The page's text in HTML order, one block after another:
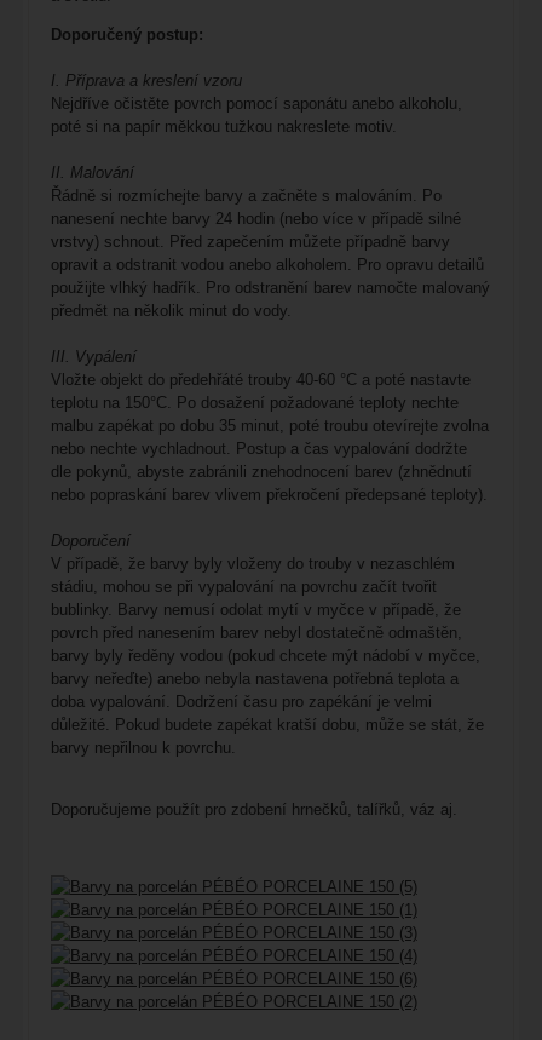
Doporučený postup:
I. Příprava a kreslení vzoru
Nejdříve očistěte povrch pomocí saponátu anebo alkoholu,
poté si na papír měkkou tužkou nakreslete motiv.
II. Malování
Řádně si rozmíchejte barvy a začněte s malováním. Po
nanesení nechte barvy 24 hodin (nebo více v případě silné
vrstvy) schnout. Před zapečením můžete případně barvy
opravit a odstranit vodou anebo alkoholem. Pro opravu detailů
použijte vlhký hadřík. Pro odstranění barev namočte malovaný
předmět na několik minut do vody.
III. Vypálení
Vložte objekt do předehřáté trouby 40-60 °C a poté nastavte
teplotu na 150°C. Po dosažení požadované teploty nechte
malbu zapékat po dobu 35 minut, poté troubu otevírejte zvolna
nebo nechte vychladnout. Postup a čas vypalování dodržte
dle pokynů, abyste zabránili znehodnocení barev (zhnědnutí
nebo popraskání barev vlivem překročení předepsané teploty).
Doporučení
V případě, že barvy byly vloženy do trouby v nezaschlém
stádiu, mohou se při vypalování na povrchu začít tvořit
bublinky. Barvy nemusí odolat mytí v myčce v případě, že
povrch před nanesením barev nebyl dostatečně odmaštěn,
barvy byly ředěny vodou (pokud chcete mýt nádobí v myčce,
barvy neřeďte) anebo nebyla nastavena potřebná teplota a
doba vypalování. Dodržení času pro zapékání je velmi
důležité. Pokud budete zapékat kratší dobu, může se stát, že
barvy nepřilnou k povrchu.
Doporučujeme použít pro zdobení hrnečků, talířků, váz aj.